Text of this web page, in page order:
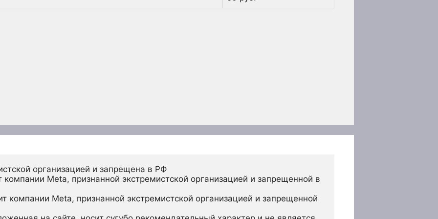
организацией и запрещена в РФ
Meta, признанной экстремистской организацией и запрещенной в
компании Meta, признанной экстремистской организацией и запрещенной